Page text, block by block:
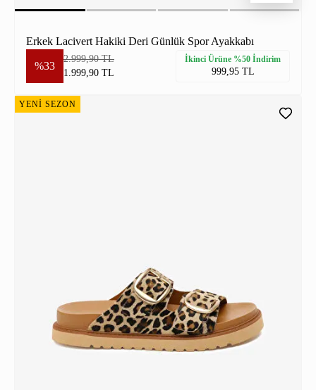
Erkek Lacivert Hakiki Deri Günlük Spor Ayakkabı
%33
2.999,90 TL
1.999,90 TL
İkinci Ürüne %50 İndirim
999,95 TL
YENİ SEZON